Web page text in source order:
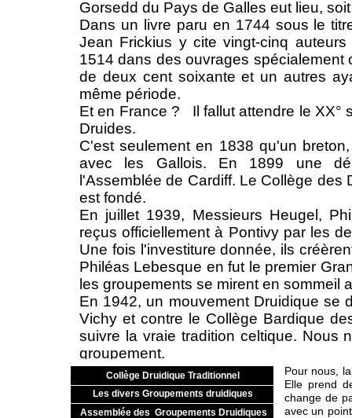
Collège Druidique Traditionnel
Les divers Groupements druidiques
Assemblée des Groupements Druidiques
Pour nous,
Elle prend
change de
avec un
Gorsedd du Pays de Galles eut lieu,
Dans un livre paru en 1744 sous le
Jean Frickius y cite vingt-cinq
1514 dans des ouvrages
de deux cent soixante et un autres
même période.
Et en France ? Il fallut attendre le XX°
Druides.
C'est seulement en 1838 qu'un
avec les Gallois. En 1899 une
l'Assemblée de Cardiff. Le Collège
est fondé.
En juillet 1939, Messieurs Heugel,
reçus officiellement à Pontivy par les
Une fois l'investiture donnée, ils
Philéas Lebesque en fut le premier
les groupements se mirent en sommeil
En 1942, un mouvement Druidique se
Vichy et contre le Collège Bardique
suivre la vraie tradition celtique. Nous
groupement.
La guerre terminée, les Collèges du
repris leur activité. Le Collège
devoir le faire.